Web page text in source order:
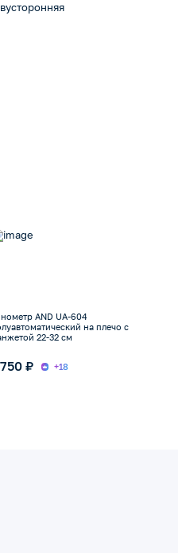
AND UA-604
на плечо с
22-32 см
₽ +18